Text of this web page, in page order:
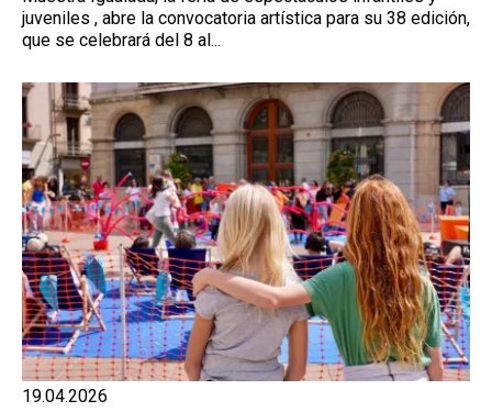
juveniles , abre la convocatoria artística para su 38 edición,
que se celebrará del 8 al...
19.04.2026